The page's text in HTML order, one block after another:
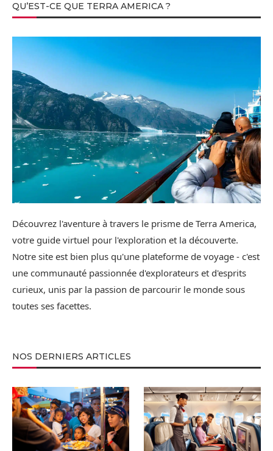
QU’EST-CE QUE TERRA AMERICA ?
Découvrez l'aventure à travers le prisme de Terra America,
votre guide virtuel pour l'exploration et la découverte.
Notre site est bien plus qu'une plateforme de voyage - c'est
une communauté passionnée d'explorateurs et d'esprits
curieux, unis par la passion de parcourir le monde sous
toutes ses facettes.
NOS DERNIERS ARTICLES